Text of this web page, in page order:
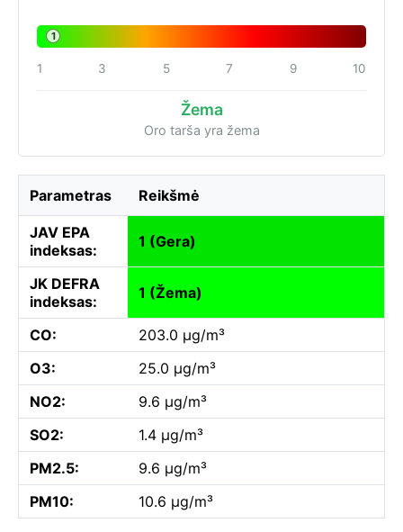
1
1 3 5 7 9 10
Žema
Oro tarša yra žema
Parametras Reikšmė
JAV EPA
indeksas:
1 (Gera)
JK DEFRA
indeksas:
1 (Žema)
CO:
203.0 µg/m³
O3:
25.0 µg/m³
NO2:
9.6 µg/m³
SO2:
1.4 µg/m³
PM2.5:
9.6 µg/m³
PM10:
10.6 µg/m³